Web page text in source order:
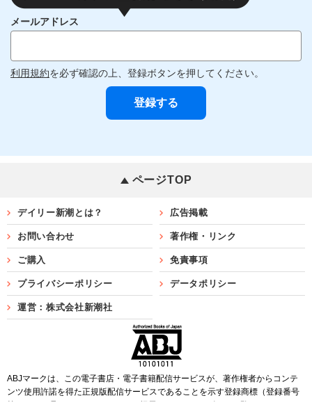
メールアドレス
利用規約を必ず確認の上、登録ボタンを押してください。
ページTOP
デイリー新潮とは？ 広告掲載
お問い合わせ 著作権・リンク
ご購入 免責事項
プライバシーポリシー データポリシー
運営：株式会社新潮社
ABJマークは、この電子書店・電子書籍配信サービスが、著作権者からコンテ
ンツ使用許諾を得た正規版配信サービスであることを示す登録商標（登録番号
第6091713号）です。ABJマークを掲示しているサービスの一覧は